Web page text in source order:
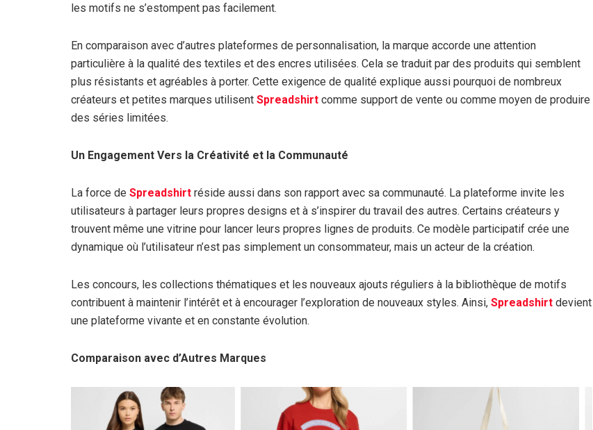
les motifs ne s’estompent pas facilement.
En comparaison avec d’autres plateformes de personnalisation, la marque accorde une attention
particulière à la qualité des textiles et des encres utilisées. Cela se traduit par des produits qui semblent
plus résistants et agréables à porter. Cette exigence de qualité explique aussi pourquoi de nombreux
créateurs et petites marques utilisent Spreadshirt comme support de vente ou comme moyen de produire
des séries limitées.
Un Engagement Vers la Créativité et la Communauté
La force de Spreadshirt réside aussi dans son rapport avec sa communauté. La plateforme invite les
utilisateurs à partager leurs propres designs et à s’inspirer du travail des autres. Certains créateurs y
trouvent même une vitrine pour lancer leurs propres lignes de produits. Ce modèle participatif crée une
dynamique où l’utilisateur n’est pas simplement un consommateur, mais un acteur de la création.
Les concours, les collections thématiques et les nouveaux ajouts réguliers à la bibliothèque de motifs
contribuent à maintenir l’intérêt et à encourager l’exploration de nouveaux styles. Ainsi, Spreadshirt devient
une plateforme vivante et en constante évolution.
Comparaison avec d’Autres Marques